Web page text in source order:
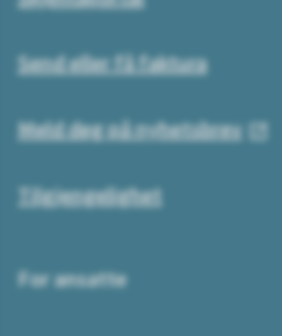
Send eller få faktura
Meld deg på nyhetsbrev
Tilgjengelighet
For ansatte